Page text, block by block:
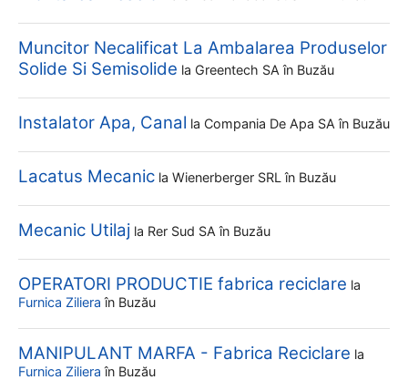
Muncitor Necalificat La Ambalarea Produselor
Solide Si Semisolide la Greentech SA în Buzău
Instalator Apa, Canal la Compania De Apa SA în Buzău
Lacatus Mecanic la Wienerberger SRL în Buzău
Mecanic Utilaj la Rer Sud SA în Buzău
OPERATORI PRODUCTIE fabrica reciclare la
Furnica Ziliera în Buzău
MANIPULANT MARFA - Fabrica Reciclare la
Furnica Ziliera în Buzău